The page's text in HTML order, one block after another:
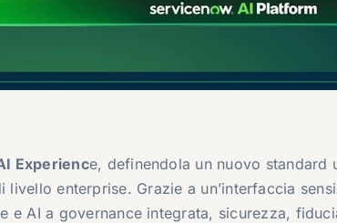
Experience, definendola un nuovo standard
livello enterprise. Grazie a un’interfaccia
e AI a governance integrata, sicurezza,